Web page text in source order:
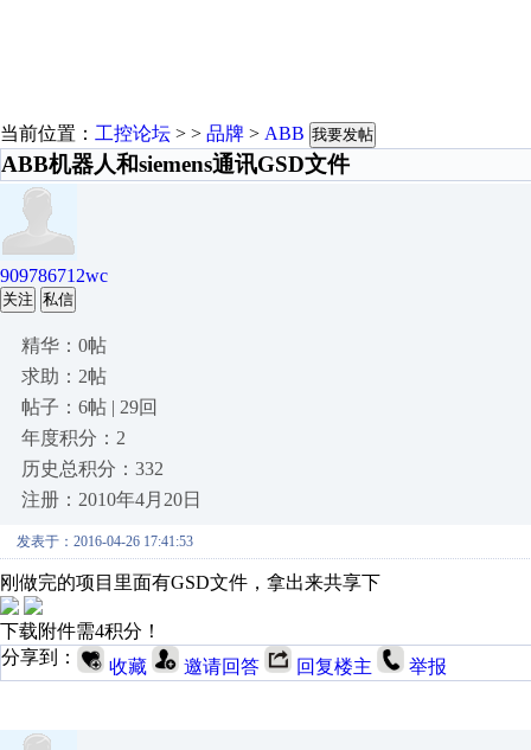
当前位置： 工控论坛 > > 品牌 > ABB 我要发帖
ABB机器人和siemens通讯GSD文件
909786712wc
关注 私信
精华：0帖
求助：2帖
帖子：6帖 | 29回
年度积分：2
历史总积分：332
注册：2010年4月20日
发表于：2016-04-26 17:41:53
刚做完的项目里面有GSD文件，拿出来共享下
下载附件需4积分！
分享到：
收藏 邀请回答 回复楼主 举报